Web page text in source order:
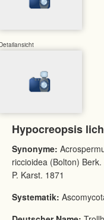
Hypocreopsis
Synonyme:
riccioidea (Bolton)
P. Karst. 1871
Systematik: